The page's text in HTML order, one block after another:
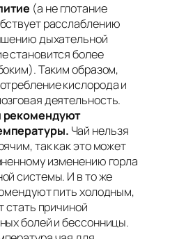
(а не глотание
расслаблению
дыхательной
становится более
Таким образом,
кислорода и
деятельность.
рекомендуют
Чай нельзя
так как это может
изменению горла
системы. И в то же
пить холодным,
стать причиной
болей и бессонницы.